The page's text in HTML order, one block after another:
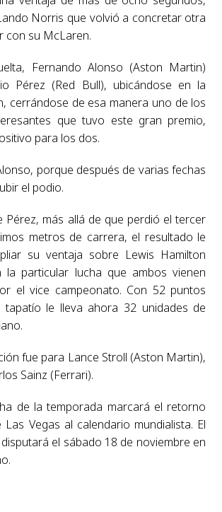
Norris que volvió a concretar otra
con su McLaren.
Fernando Alonso (Aston Martin)
Pérez (Red Bull), ubicándose en la
cerrándose de esa manera uno de los
que tuvo este gran premio,
para los dos.
porque después de varias fechas
el podio.
Pérez, más allá de que perdió el tercer
metros de carrera, el resultado le
su ventaja sobre Lewis Hamilton
la particular lucha que ambos vienen
el vice campeonato. Con 52 puntos
tapatío le lleva ahora 32 unidades de
fue para Lance Stroll (Aston Martin),
Sainz (Ferrari).
de la temporada marcará el retorno
Vegas al calendario mundialista. El
el sábado 18 de noviembre en